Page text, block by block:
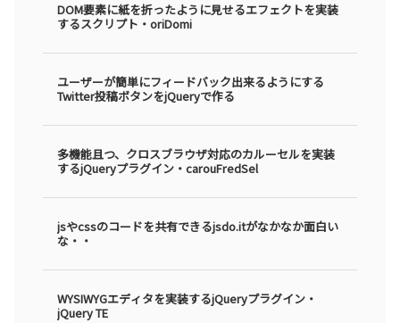
DOM要素に紙を折ったように見せるエフェクトを実装
するスクリプト・oriDomi
ユーザーが簡単にフィードバック出来るようにする
Twitter投稿ボタンをjQueryで作る
多機能且つ、クロスブラウザ対応のカルーセルを実装
するjQueryプラグイン・carouFredSel
jsやcssのコードを共有できるjsdo.itがなかなか面白い
な・・
WYSIWYGエディタを実装するjQueryプラグイン・
jQuery TE